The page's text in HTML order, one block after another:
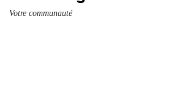
Votre communauté